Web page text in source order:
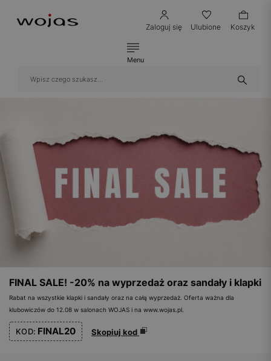
Zaloguj się Ulubione Koszyk
Menu
FINAL SALE! -20% na wyprzedaż oraz sandały i klapki
Rabat na wszystkie klapki i sandały oraz na całą wyprzedaż. Oferta ważna dla
klubowiczów do 12.08 w salonach WOJAS i na www.wojas.pl.
KOD: FINAL20 Skopiuj kod